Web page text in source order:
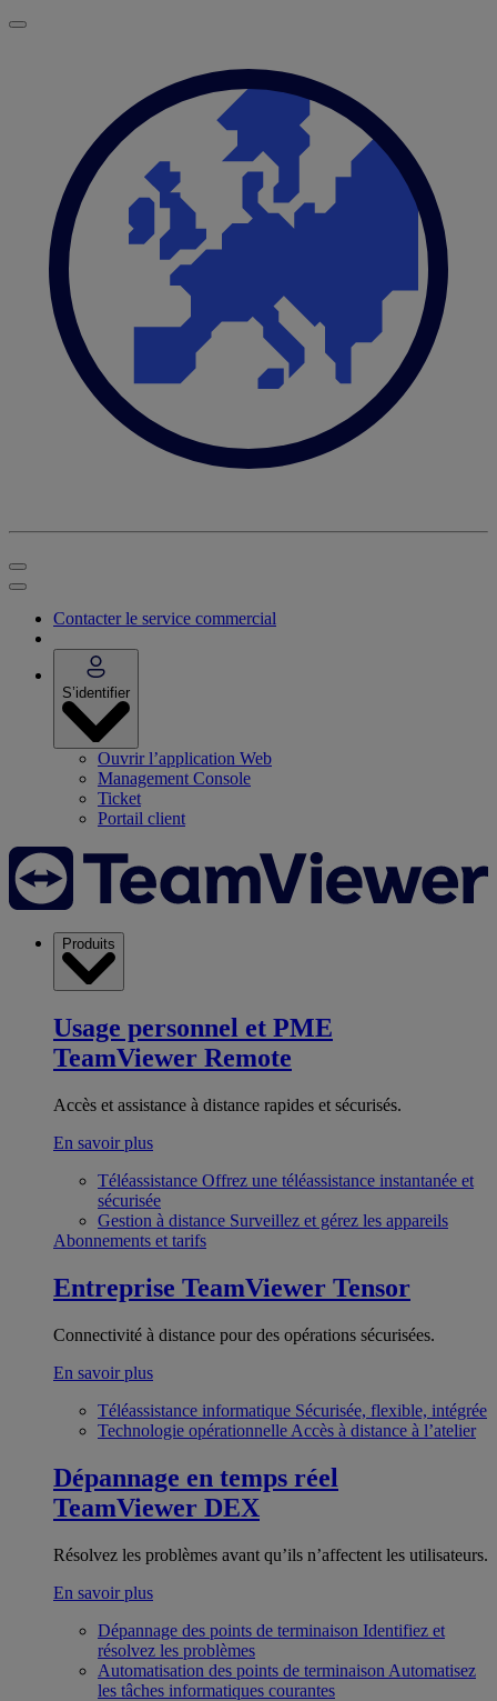
Contacter le service commercial
S’identifier
Ouvrir l’application Web
Management Console
Ticket
Portail client
Produits
Usage personnel et PME
TeamViewer Remote
Accès et assistance à distance rapides et sécurisés.
En savoir plus
Téléassistance Offrez une téléassistance instantanée et
sécurisée
Gestion à distance Surveillez et gérez les appareils
Abonnements et tarifs
Entreprise TeamViewer Tensor
Connectivité à distance pour des opérations sécurisées.
En savoir plus
Téléassistance informatique Sécurisée, flexible, intégrée
Technologie opérationnelle Accès à distance à l’atelier
Dépannage en temps réel
TeamViewer DEX
Résolvez les problèmes avant qu’ils n’affectent les utilisateurs.
En savoir plus
Dépannage des points de terminaison Identifiez et
résolvez les problèmes
Automatisation des points de terminaison Automatisez
les tâches informatiques courantes